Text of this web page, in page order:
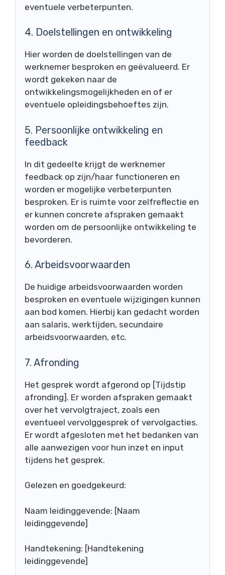
eventuele verbeterpunten.
4. Doelstellingen en ontwikkeling
Hier worden de doelstellingen van de
werknemer besproken en geëvalueerd. Er
wordt gekeken naar de
ontwikkelingsmogelijkheden en of er
eventuele opleidingsbehoeftes zijn.
5. Persoonlijke ontwikkeling en
feedback
In dit gedeelte krijgt de werknemer
feedback op zijn/haar functioneren en
worden er mogelijke verbeterpunten
besproken. Er is ruimte voor zelfreflectie en
er kunnen concrete afspraken gemaakt
worden om de persoonlijke ontwikkeling te
bevorderen.
6. Arbeidsvoorwaarden
De huidige arbeidsvoorwaarden worden
besproken en eventuele wijzigingen kunnen
aan bod komen. Hierbij kan gedacht worden
aan salaris, werktijden, secundaire
arbeidsvoorwaarden, etc.
7. Afronding
Het gesprek wordt afgerond op [Tijdstip
afronding]. Er worden afspraken gemaakt
over het vervolgtraject, zoals een
eventueel vervolggesprek of vervolgacties.
Er wordt afgesloten met het bedanken van
alle aanwezigen voor hun inzet en input
tijdens het gesprek.
Gelezen en goedgekeurd:
Naam leidinggevende: [Naam
leidinggevende]
Handtekening: [Handtekening
leidinggevende]